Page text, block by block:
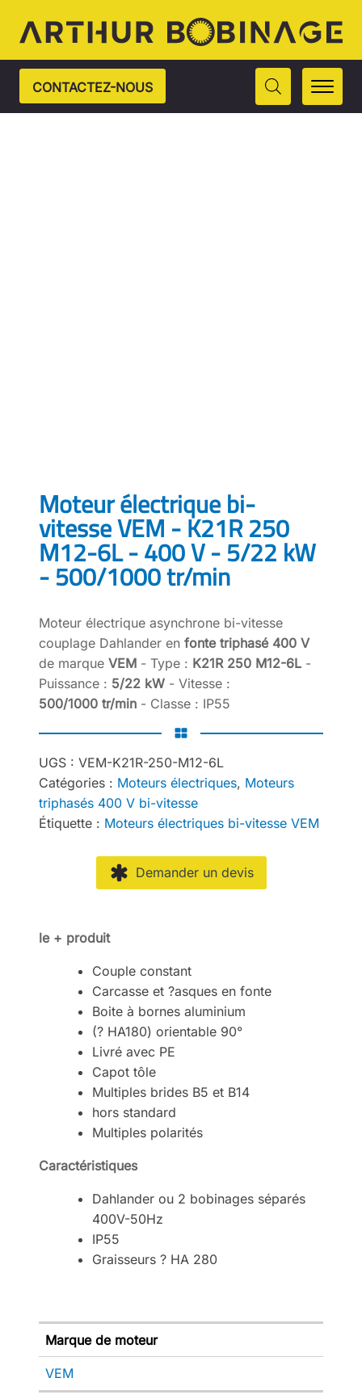
CONTACTEZ-NOUS
Moteur électrique bi-
vitesse VEM - K21R 250
M12-6L - 400 V - 5/22 kW
- 500/1000 tr/min
Moteur électrique asynchrone bi-vitesse
couplage Dahlander en fonte triphasé 400 V
de marque VEM - Type : K21R 250 M12-6L -
Puissance : 5/22 kW - Vitesse :
500/1000 tr/min - Classe : IP55
UGS : VEM-K21R-250-M12-6L
Catégories : Moteurs électriques, Moteurs
triphasés 400 V bi-vitesse
Étiquette : Moteurs électriques bi-vitesse VEM
Demander un devis
le + produit
Couple constant
Carcasse et ?asques en fonte
Boite à bornes aluminium
(? HA180) orientable 90°
Livré avec PE
Capot tôle
Multiples brides B5 et B14
hors standard
Multiples polarités
Caractéristiques
Dahlander ou 2 bobinages séparés
400V-50Hz
IP55
Graisseurs ? HA 280
Marque de moteur
VEM